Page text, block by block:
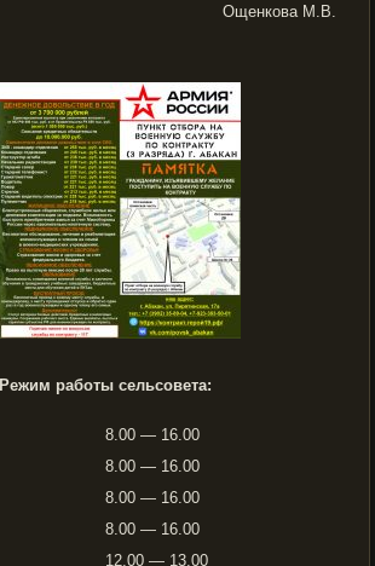
Ощенкова М.В.
Режим работы сельсовета:
8.00 — 16.00
8.00 — 16.00
8.00 — 16.00
8.00 — 16.00
12.00 — 13.00